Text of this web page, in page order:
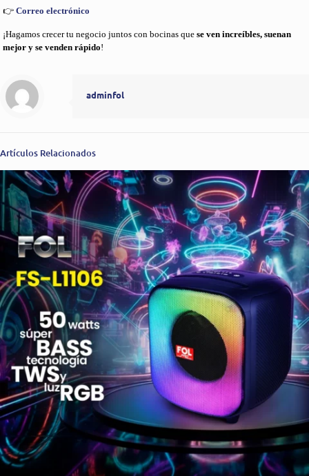
👉Correo electrónico
¡Hagamos crecer tu negocio juntos con bocinas quese ven increíbles, suenan
mejor y se venden rápido!
adminfol
Artículos Relacionados